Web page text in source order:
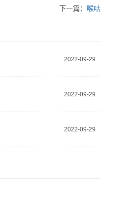
下一篇： 喉咕
2022-09-29
2022-09-29
2022-09-29